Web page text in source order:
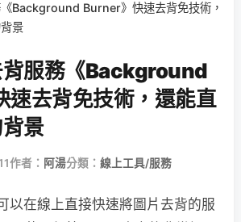
Background Burner》快速去背免技術，
景
背服務《Background
去背免技術，還能直
景
作者： 阿湯分類： 線上工具/服務
以在線上直接快速將圖片去背的服